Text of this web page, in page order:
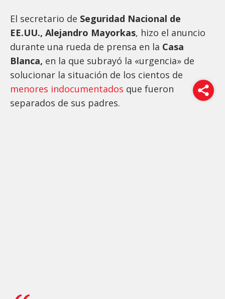
El secretario de Seguridad Nacional de
EE.UU., Alejandro Mayorkas, hizo el anuncio
durante una rueda de prensa en la Casa
Blanca, en la que subrayó la «urgencia» de
solucionar la situación de los cientos de
menores indocumentados que fueron
separados de sus padres.